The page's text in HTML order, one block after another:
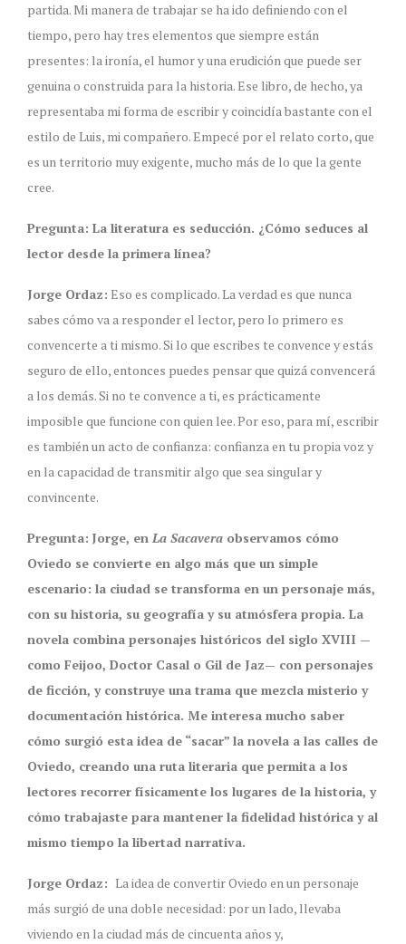
partida. Mi manera de trabajar se ha ido definiendo con el
tiempo, pero hay tres elementos que siempre están
presentes: la ironía, el humor y una erudición que puede ser
genuina o construida para la historia. Ese libro, de hecho, ya
representaba mi forma de escribir y coincidía bastante con el
estilo de Luis, mi compañero. Empecé por el relato corto, que
es un territorio muy exigente, mucho más de lo que la gente
cree.
Pregunta: La literatura es seducción. ¿Cómo seduces al
lector desde la primera línea?
Jorge Ordaz: Eso es complicado. La verdad es que nunca
sabes cómo va a responder el lector, pero lo primero es
convencerte a ti mismo. Si lo que escribes te convence y estás
seguro de ello, entonces puedes pensar que quizá convencerá
a los demás. Si no te convence a ti, es prácticamente
imposible que funcione con quien lee. Por eso, para mí, escribir
es también un acto de confianza: confianza en tu propia voz y
en la capacidad de transmitir algo que sea singular y
convincente.
Pregunta: Jorge, en La Sacavera observamos cómo
Oviedo se convierte en algo más que un simple
escenario: la ciudad se transforma en un personaje más,
con su historia, su geografía y su atmósfera propia. La
novela combina personajes históricos del siglo XVIII —
como Feijoo, Doctor Casal o Gil de Jaz— con personajes
de ficción, y construye una trama que mezcla misterio y
documentación histórica. Me interesa mucho saber
cómo surgió esta idea de “sacar” la novela a las calles de
Oviedo, creando una ruta literaria que permita a los
lectores recorrer físicamente los lugares de la historia, y
cómo trabajaste para mantener la fidelidad histórica y al
mismo tiempo la libertad narrativa.
Jorge Ordaz: La idea de convertir Oviedo en un personaje
más surgió de una doble necesidad: por un lado, llevaba
viviendo en la ciudad más de cincuenta años y,